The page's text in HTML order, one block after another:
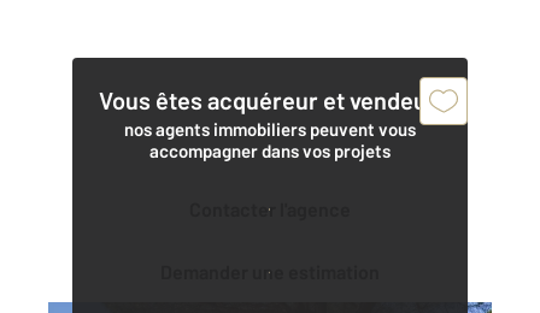
Vous êtes acquéreur et vendeur,
nos agents immobiliers peuvent vous
accompagner dans vos projets
Contacter l'agence
Demander une estimation